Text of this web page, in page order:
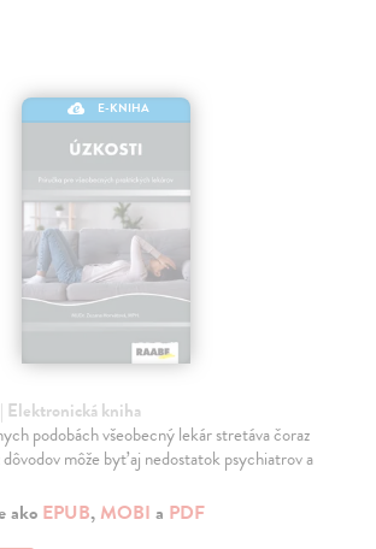
E-KNIHA
| Elektronická kniha
podobách všeobecný lekár stretáva čoraz
môže byť aj nedostatok psychiatrov a
ako EPUB, MOBI a PDF